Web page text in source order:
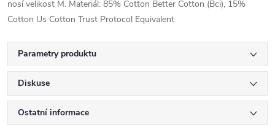
nosí velikost M. Materiál: 85% Cotton Better Cotton (Bci), 15%
Cotton Us Cotton Trust Protocol Equivalent
Parametry produktu
Diskuse
Ostatní informace